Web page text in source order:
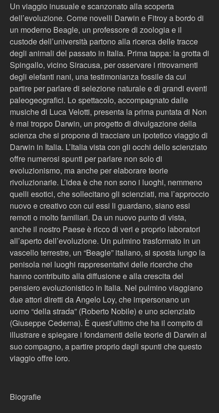
Un viaggio inusuale e scanzonato alla scoperta
dell’evoluzione. Come novelli Darwin e Fitroy a bordo di
un moderno Beagle, un professore di zoologia e il
custode dell’università partono alla ricerca delle tracce
degli animali del passato in Italia. Prima tappa: la grotta di
Spingallo, vicino Siracusa, per osservare i ritrovamenti
degli elefanti nani, una testimonianza fossile da cui
partire per parlare di selezione naturale e di grandi eventi
paleogeografici. Lo spettacolo, accompagnato dalle
musiche di Luca Velotti, presenta la prima puntata di Non
è mai troppo Darwin, un progetto di divulgazione della
scienza che si propone di tracciare un ipotetico viaggio di
Darwin in Italia. L’Italia vista con gli occhi dello scienziato
offre numerosi spunti per parlare non solo di
evoluzionismo, ma anche per elaborare teorie
rivoluzionarie. L’idea è che non sono i luoghi, nemmeno
quelli esotici, che sollecitano gli scienziati, ma l’approccio
nuovo e creativo con cui essi li guardano, siano essi
remoti o molto familiari. Da un nuovo punto di vista,
anche il nostro Paese è ricco di veri e proprio laboratori
all’aperto dell’evoluzione. Un pulmino trasformato in un
vascello terrestre, un “Beagle” italiano, si sposta lungo la
penisola nei luoghi rappresentativi delle ricerche che
hanno contribuito alla diffusione e alla crescita del
pensiero evoluzionistico in Italia. Nel pulmino viaggiano
due attori diretti da Angelo Loy, che impersonano un
uomo “della strada” (Roberto Nobile) e uno scienziato
(Giuseppe Cederna). È quest’ultimo che ha il compito di
illustrare e spiegare i fondamenti delle teorie di Darwin al
suo compagno, a partire proprio dagli spunti che questo
viaggio offre loro.
Biografie